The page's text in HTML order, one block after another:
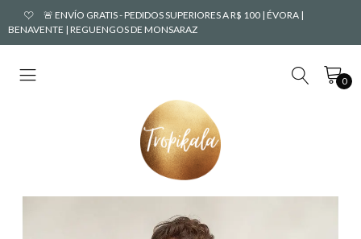
🚨 ENVÍO GRATIS - PEDIDOS SUPERIORES A R$ 100 | ÉVORA |
BENAVENTE | REGUENGOS DE MONSARAZ
0